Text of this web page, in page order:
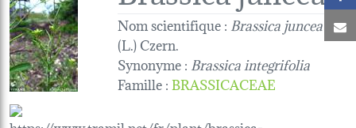
Nom scientifique : Brassica juncea
(L.) Czern.
Synonyme : Brassica integrifolia
Famille:BRASSICACEAE